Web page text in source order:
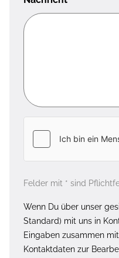
Felder mit * sind
Wenn Du über unser
Standard) mit uns in
Eingaben zusammen
Kontaktdaten zur